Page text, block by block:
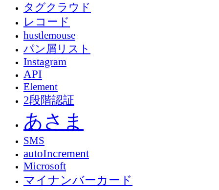
タグクラウド
レコード
hustlemouse
パン屑リスト
Instagram
API
Element
2段階認証
あさま
SMS
autoIncrement
Microsoft
マイナンバーカード